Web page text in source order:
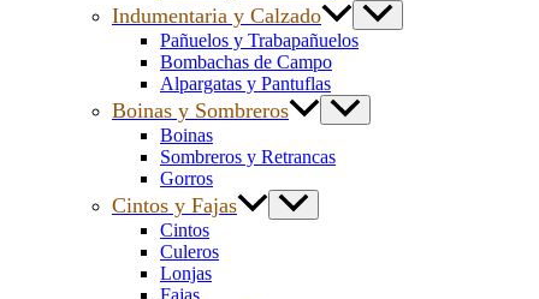
Indumentaria y Calzado
Pañuelos y Trabapañuelos
Bombachas de Campo
Alpargatas y Pantuflas
Boinas y Sombreros
Boinas
Sombreros y Retrancas
Gorros
Cintos y Fajas
Cintos
Culeros
Lonjas
Fajas